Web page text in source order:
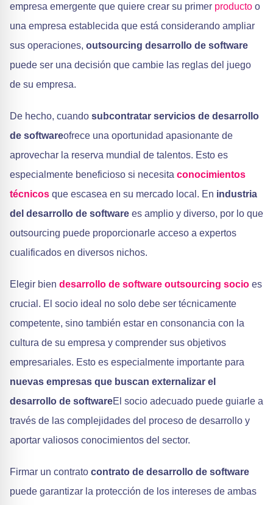
empresa emergente que quiere crear su primer producto o
una empresa establecida que está considerando ampliar
sus operaciones, outsourcing desarrollo de software
puede ser una decisión que cambie las reglas del juego
de su empresa.
De hecho, cuando subcontratar servicios de desarrollo
de softwareofrece una oportunidad apasionante de
aprovechar la reserva mundial de talentos. Esto es
especialmente beneficioso si necesita conocimientos
técnicos que escasea en su mercado local. En industria
del desarrollo de software es amplio y diverso, por lo que
outsourcing puede proporcionarle acceso a expertos
cualificados en diversos nichos.
Elegir bien desarrollo de software outsourcing socio es
crucial. El socio ideal no solo debe ser técnicamente
competente, sino también estar en consonancia con la
cultura de su empresa y comprender sus objetivos
empresariales. Esto es especialmente importante para
nuevas empresas que buscan externalizar el
desarrollo de softwareEl socio adecuado puede guiarle a
través de las complejidades del proceso de desarrollo y
aportar valiosos conocimientos del sector.
Firmar un contrato contrato de desarrollo de software
puede garantizar la protección de los intereses de ambas